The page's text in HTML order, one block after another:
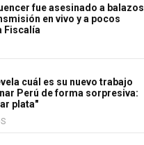
fue asesinado a balazos
en vivo y a pocos
Fiscalía
cuál es su nuevo trabajo
Perú de forma sorpresiva:
plata"